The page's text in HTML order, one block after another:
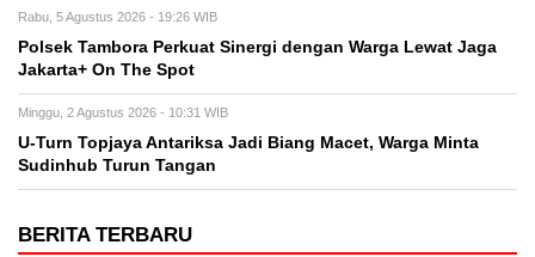
Rabu, 5 Agustus 2026 - 19:26 WIB
Polsek Tambora Perkuat Sinergi dengan Warga Lewat Jaga
Jakarta+ On The Spot
Minggu, 2 Agustus 2026 - 10:31 WIB
U-Turn Topjaya Antariksa Jadi Biang Macet, Warga Minta
Sudinhub Turun Tangan
BERITA TERBARU